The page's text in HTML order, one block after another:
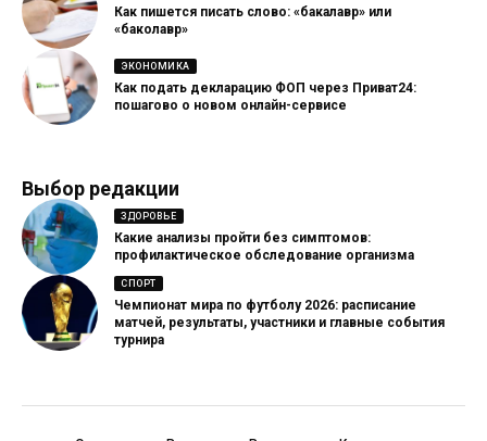
Как пишется писать слово: «бакалавр» или
«баколавр»
ЭКОНОМИКА
Как подать декларацию ФОП через Приват24:
пошагово о новом онлайн-сервисе
Выбор редакции
ЗДОРОВЬЕ
Какие анализы пройти без симптомов:
профилактическое обследование организма
СПОРТ
Чемпионат мира по футболу 2026: расписание
матчей, результаты, участники и главные события
турнира